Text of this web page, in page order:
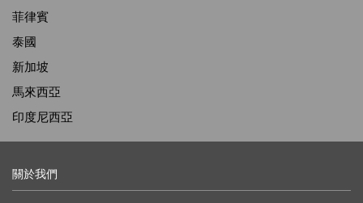
菲律賓
泰國
新加坡
馬來西亞
印度尼西亞
關於我們